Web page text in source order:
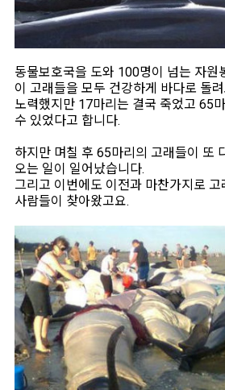
동물보호국을 도와 100명이 넘는 자원
이 고래들을 모두 건강하게 바다로 돌려
노력했지만 17마리는 결국 죽었고 65
수 있었다고 합니다.
하지만 며칠 후 65마리의 고래들이 또
오는 일이 일어났습니다.
그리고 이번에도 이전과 마찬가지로
사람들이 찾아왔고요.